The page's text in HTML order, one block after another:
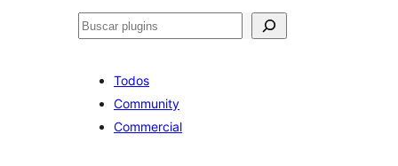
Buscar
Todos
Community
Commercial